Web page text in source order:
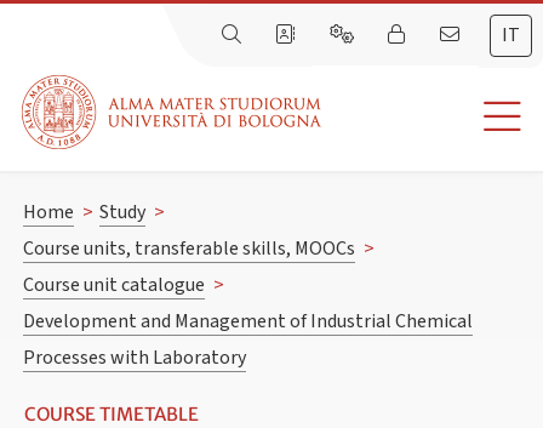
IT
Home > Study >
Course units, transferable skills, MOOCs >
Course unit catalogue >
Development and Management of Industrial Chemical
Processes with Laboratory
COURSE TIMETABLE